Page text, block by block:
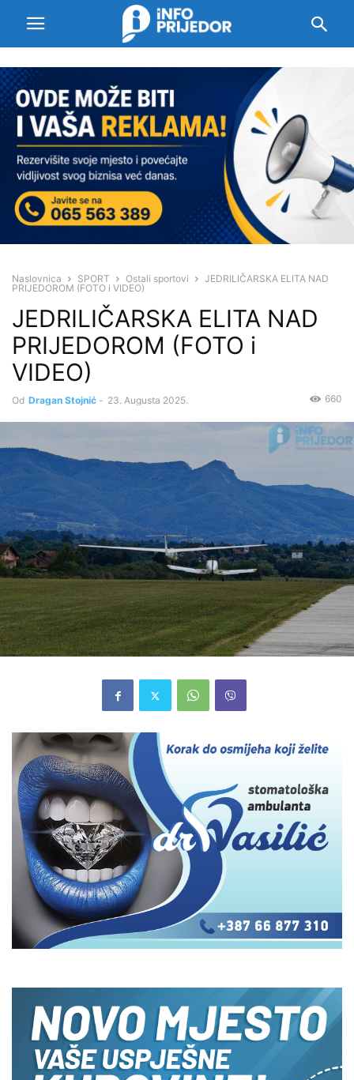
Naslovnica SPORT Ostali sportovi
JEDRILIČARSKA ELITA NAD
PRIJEDOROM (FOTO i VIDEO)
JEDRILIČARSKA ELITA NAD
PRIJEDOROM (FOTO i
VIDEO)
Od Dragan Stojnić - 23. Augusta 2025. 660